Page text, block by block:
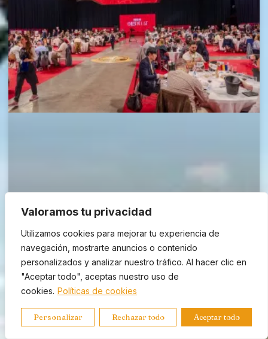
Valoramos tu privacidad
Utilizamos cookies para mejorar tu experiencia de
navegación, mostrarte anuncios o contenido
personalizados y analizar nuestro tráfico. Al hacer clic en
"Aceptar todo", aceptas nuestro uso de
cookies. Políticas de cookies
Personalizar Rechazar todo Aceptar todo
España arrasa en Ereván: 275
medallas en el Concours Mondial de
Bruxelles 2026